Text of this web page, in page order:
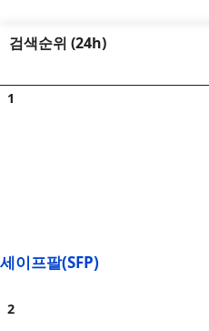
검색순위 (24h)
세이프팔(SFP)